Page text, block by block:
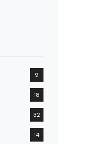
9
18
32
14